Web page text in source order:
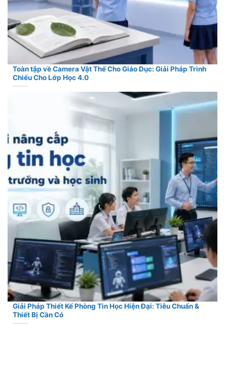
Toàn tập về Camera Vật Thể Cho Giáo Dục: Giải Pháp Trình
Chiếu Cho Lớp Học 4.0
Giải Pháp Thiết Kế Phòng Tin Học Hiện Đại: Tiêu Chuẩn &
Thiết Bị Cần Có